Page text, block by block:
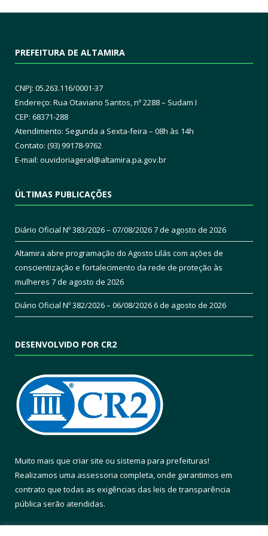
PREFEITURA DE ALTAMIRA
CNPJ: 05.263.116/0001-37
Endereço: Rua Otaviano Santos, nº 2288 – Sudam I
CEP: 68371-288
Atendimento: Segunda a Sexta-feira – 08h às 14h
Contato: (93) 99178-9762
E-mail: ouvidoriageral@altamira.pa.gov.br
ÚLTIMAS PUBLICAÇÕES
Diário Oficial Nº 383/2026 – 07/08/20267 de agosto de 2026
Altamira abre programação do Agosto Lilás com ações de
conscientização e fortalecimento da rede de proteção às
mulheres 7 de agosto de 2026
Diário Oficial Nº 382/2026 – 06/08/20266 de agosto de 2026
DESENVOLVIDO POR CR2
Muito mais que criar site ou sistema para prefeituras!
Realizamos uma assessoria completa, onde garantimos em
contrato que todas as exigências das leis de transparência
pública serão atendidas.